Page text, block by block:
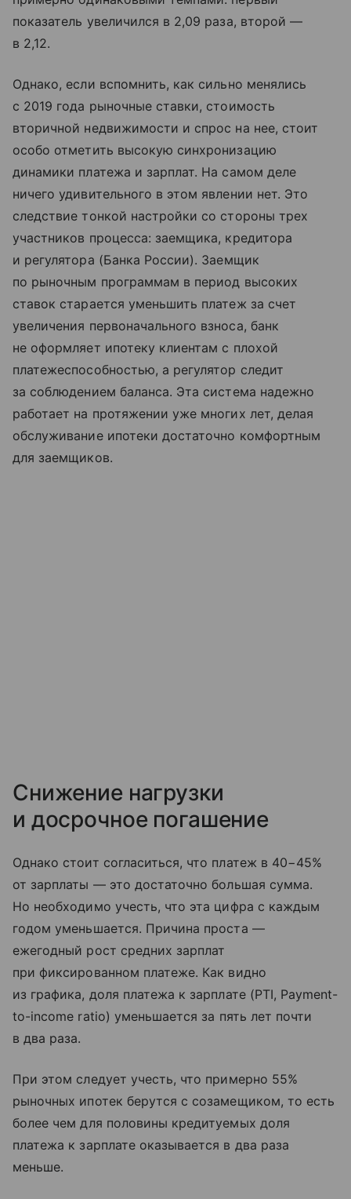
показатель увеличился в 2,09 раза, второй —
в 2,12.
Однако, если вспомнить, как сильно менялись
с 2019 года рыночные ставки, стоимость
вторичной недвижимости и спрос на нее, стоит
особо отметить высокую синхронизацию
динамики платежа и зарплат. На самом деле
ничего удивительного в этом явлении нет. Это
следствие тонкой настройки со стороны трех
участников процесса: заемщика, кредитора
и регулятора (Банка России). Заемщик
по рыночным программам в период высоких
ставок старается уменьшить платеж за счет
увеличения первоначального взноса, банк
не оформляет ипотеку клиентам с плохой
платежеспособностью, а регулятор следит
за соблюдением баланса. Эта система надежно
работает на протяжении уже многих лет, делая
обслуживание ипотеки достаточно комфортным
для заемщиков.
Снижение нагрузки
и досрочное погашение
Однако стоит согласиться, что платеж в 40−45%
от зарплаты — это достаточно большая сумма.
Но необходимо учесть, что эта цифра с каждым
годом уменьшается. Причина проста —
ежегодный рост средних зарплат
при фиксированном платеже. Как видно
из графика, доля платежа к зарплате (PTI, Payment-
to-income ratio) уменьшается за пять лет почти
в два раза.
При этом следует учесть, что примерно 55%
рыночных ипотек берутся с созамещиком, то есть
более чем для половины кредитуемых доля
платежа к зарплате оказывается в два раза
меньше.